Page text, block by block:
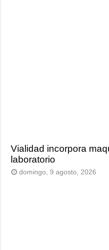
Vialidad incorpora
laboratorio
domingo, 9 agosto, 2026